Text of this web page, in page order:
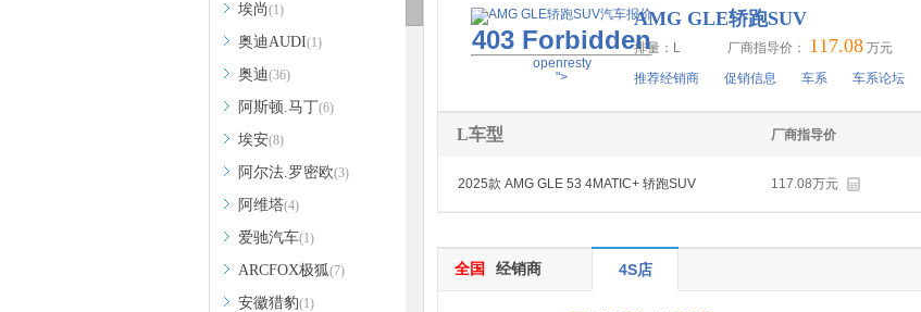
埃尚(1)
奥迪AUDI(1)
奥迪(36)
阿斯顿.马丁(6)
埃安(8)
阿尔法.罗密欧(3)
阿维塔(4)
爱驰汽车(1)
ARCFOX极狐(7)
安徽猎豹(1)
403 Forbidden
openresty
">
AMG GLE轿跑SUV
排量：L 厂商指导价： 117.08 万元
推荐经销商
促销信息 车系 车系论坛
L车型 厂商指导价
2025款 AMG GLE 53 4MATIC+ 轿跑SUV 117.08万元
全国 经销商 4S店